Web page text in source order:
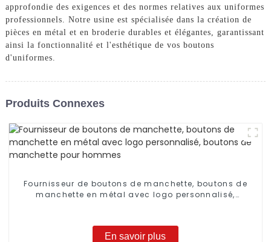
approfondie des exigences et des normes relatives aux uniformes
professionnels. Notre usine est spécialisée dans la création de
pièces en métal et en broderie durables et élégantes, garantissant
ainsi la fonctionnalité et l'esthétique de vos boutons
d'uniformes.
Produits Connexes
Fournisseur de boutons de manchette, boutons de
manchette en métal avec logo personnalisé,
En savoir plus